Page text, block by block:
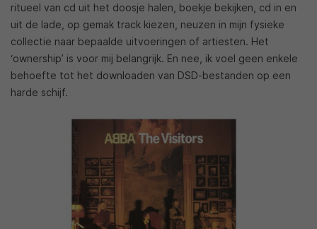
ritueel van cd uit het doosje halen, boekje bekijken, cd in en
uit de lade, op gemak track kiezen, neuzen in mijn fysieke
collectie naar bepaalde uitvoeringen of artiesten. Het
‘ownership’ is voor mij belangrijk. En nee, ik voel geen enkele
behoefte tot het downloaden van DSD-bestanden op een
harde schijf.